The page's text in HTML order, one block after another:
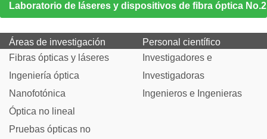
Laboratorio de láseres y dispositivos de fibra óptica No.2
Áreas de investigación
Fibras ópticas y láseres
Ingeniería óptica
Nanofotónica
Óptica no lineal
Pruebas ópticas no
Personal científico
Investigadores e
Investigadoras
Ingenieros e Ingenieras